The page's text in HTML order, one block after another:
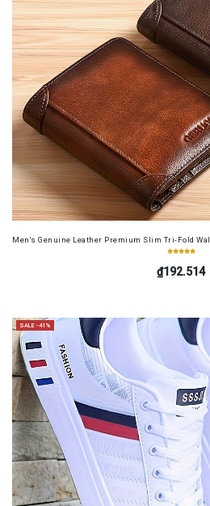
Men's Genuine Leather Premium Slim Tri-Fold
₫192.514
SALE -41%